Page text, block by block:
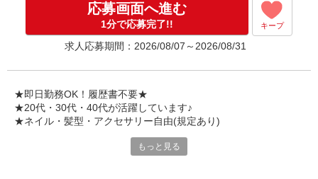
お友達を紹介頂くと,
インセンティブ支給(規定有)
゜・。○。・゜+゜・。○。・゜+゜
応募画面へ進む
1分で応募完了!! キープ
求人応募期間：2026/08/07～2026/08/31
★即日勤務OK！履歴書不要★
★20代・30代・40代が活躍しています♪
★ネイル・髪型・アクセサリー自由(規定あり)
シエロのスタッフは9割が未経験スタート。
もっと見る